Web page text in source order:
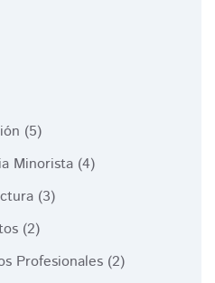
(5)
Minorista (4)
(3)
(2)
Profesionales (2)